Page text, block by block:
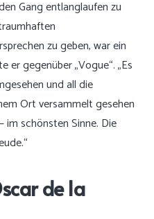
Gang entlanglaufen zu
zu geben, war ein
er gegenüber „Vogue“. „Es
und all die
Ort versammelt gesehen
im schönsten Sinne. Die
de la